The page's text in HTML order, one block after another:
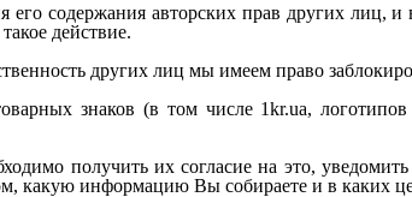
содержания авторских прав других лиц,
действие.
других лиц мы имеем право
знаков (в том числе 1kr.ua, логотипов
получить их согласие на это,
какую информацию Вы собираете и в каких